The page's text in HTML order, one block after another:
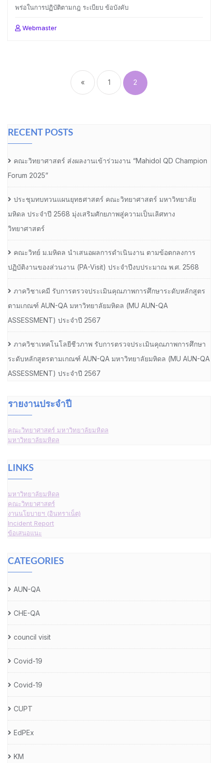
พร่อในการปฏิบัติตามกฎ ระเบียบ ข้อบังคับ
Webmaster
pagination
« 1 2
RECENT POSTS
คณะวิทยาศาสตร์ ส่งผลงานเข้าร่วมงาน “Mahidol QD Champion
Forum 2025”
ประชุมทบทวนแผนยุทธศาสตร์ คณะวิทยาศาสตร์ มหาวิทยาลัย
มหิดล ประจำปี 2568 มุ่งเสริมศักยภาพสู่ความเป็นเลิศทาง
วิทยาศาสตร์
คณะวิทย์ ม.มหิดล นำเสนอผลการดำเนินงาน ตามข้อตกลงการ
ปฏิบัติงานของส่วนงาน (PA-Visit) ประจำปีงบประมาณ พ.ศ. 2568
ภาควิชาเคมี รับการตรวจประเมินคุณภาพการศึกษาระดับหลักสูตร
ตามเกณฑ์ AUN-QA มหาวิทยาลัยมหิดล (MU AUN-QA
ASSESSMENT) ประจำปี 2567
ภาควิชาเทคโนโลยีชีวภาพ รับการตรวจประเมินคุณภาพการศึกษา
ระดับหลักสูตรตามเกณฑ์ AUN-QA มหาวิทยาลัยมหิดล (MU AUN-QA
ASSESSMENT) ประจำปี 2567
รายงานประจำปี
คณะวิทยาศาสตร์ มหาวิทยาลัยมหิดล
มหาวิทยาลัยมหิดล
LINKS
มหาวิทยาลัยมหิดล
คณะวิทยาศาสตร์
งานนโยบายฯ (อินทราเน็ต)
Incident Report
ข้อเสนอแนะ
CATEGORIES
AUN-QA
CHE-QA
council visit
Covid-19
Covid-19
CUPT
EdPEx
KM